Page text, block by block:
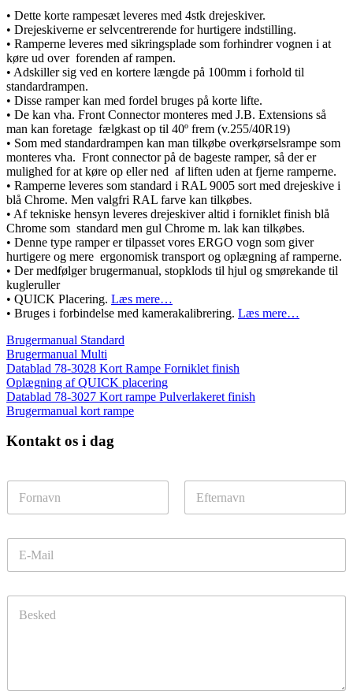
• Dette korte rampesæt leveres med 4stk drejeskiver.
• Drejeskiverne er selvcentrerende for hurtigere indstilling.
• Ramperne leveres med sikringsplade som forhindrer vognen i at
køre ud over forenden af rampen.
• Adskiller sig ved en kortere længde på 100mm i forhold til
standardrampen.
• Disse ramper kan med fordel bruges på korte lifte.
• De kan vha. Front Connector monteres med J.B. Extensions så
man kan foretage fælgkast op til 40º frem (v.255/40R19)
• Som med standardrampen kan man tilkøbe overkørselsrampe som
monteres vha. Front connector på de bageste ramper, så der er
mulighed for at køre op eller ned af liften uden at fjerne ramperne.
• Ramperne leveres som standard i RAL 9005 sort med drejeskive i
blå Chrome. Men valgfri RAL farve kan tilkøbes.
• Af tekniske hensyn leveres drejeskiver altid i forniklet finish blå
Chrome som standard men gul Chrome m. lak kan tilkøbes.
• Denne type ramper er tilpasset vores ERGO vogn som giver
hurtigere og mere ergonomisk transport og oplægning af ramperne.
• Der medfølger brugermanual, stopklods til hjul og smørekande til
kugleruller
• QUICK Placering. Læs mere…
• Bruges i forbindelse med kamerakalibrering. Læs mere…
Brugermanual Standard
Brugermanual Multi
Datablad 78-3028 Kort Rampe Forniklet finish
Oplægning af QUICK placering
Datablad 78-3027 Kort rampe Pulverlakeret finish
Brugermanual kort rampe
Kontakt os i dag
m
a